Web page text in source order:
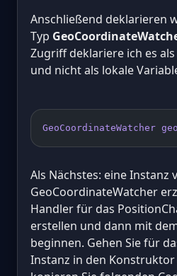
Anschließend deklarieren
Typ
Zugriff deklariere ich es
und nicht als lokale
GeoCoordinateWatcher
Als Nächstes: eine Instanz
GeoCoordinateWatcher
Handler für das
erstellen und dann mit
beginnen. Gehen Sie für
Instanz in den Konstruktor